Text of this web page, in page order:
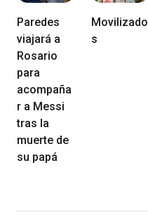
Paredes
viajará a
Rosario
para
acompaña
r a Messi
tras la
muerte de
su papá
Movilizado
s